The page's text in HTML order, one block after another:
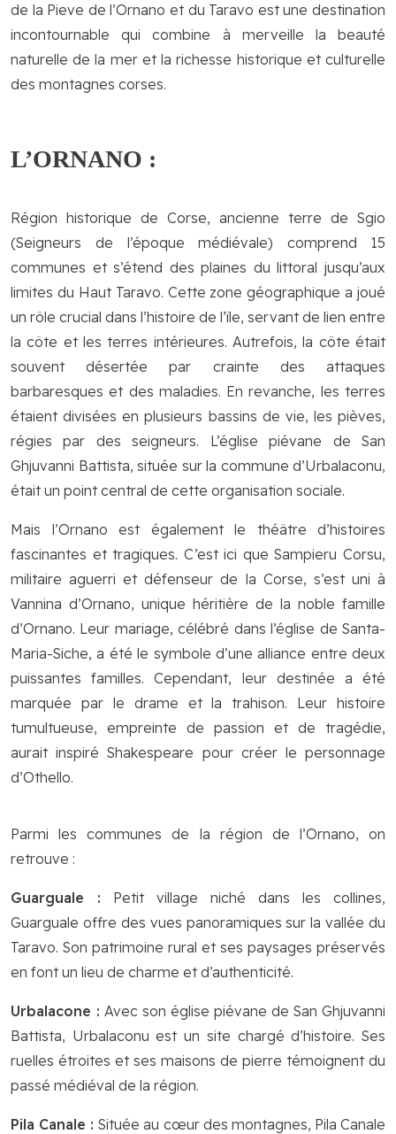
de la Pieve de l’Ornano et du Taravo est une destination
incontournable qui combine à merveille la beauté
naturelle de la mer et la richesse historique et culturelle
des montagnes corses.
L’ORNANO :
Région historique de Corse, ancienne terre de Sgio
(Seigneurs de l’époque médiévale) comprend 15
communes et s’étend des plaines du littoral jusqu’aux
limites du Haut Taravo. Cette zone géographique a joué
un rôle crucial dans l’histoire de l’île, servant de lien entre
la côte et les terres intérieures. Autrefois, la côte était
souvent désertée par crainte des attaques
barbaresques et des maladies. En revanche, les terres
étaient divisées en plusieurs bassins de vie, les pièves,
régies par des seigneurs. L’église piévane de San
Ghjuvanni Battista, située sur la commune d’Urbalaconu,
était un point central de cette organisation sociale.
Mais l’Ornano est également le théâtre d’histoires
fascinantes et tragiques. C’est ici que Sampieru Corsu,
militaire aguerri et défenseur de la Corse, s’est uni à
Vannina d’Ornano, unique héritière de la noble famille
d’Ornano. Leur mariage, célébré dans l’église de Santa-
Maria-Siche, a été le symbole d’une alliance entre deux
puissantes familles. Cependant, leur destinée a été
marquée par le drame et la trahison. Leur histoire
tumultueuse, empreinte de passion et de tragédie,
aurait inspiré Shakespeare pour créer le personnage
d’Othello.
Parmi les communes de la région de l’Ornano, on
retrouve :
Guarguale : Petit village niché dans les collines,
Guarguale offre des vues panoramiques sur la vallée du
Taravo. Son patrimoine rural et ses paysages préservés
en font un lieu de charme et d’authenticité.
Urbalacone : Avec son église piévane de San Ghjuvanni
Battista, Urbalaconu est un site chargé d’histoire. Ses
ruelles étroites et ses maisons de pierre témoignent du
passé médiéval de la région.
Pila Canale :Située au cœur des montagnes, Pila Canale